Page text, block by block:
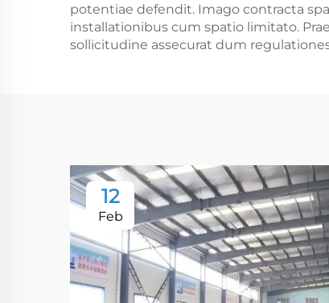
potentiae defendit. Imago contracta
installationibus cum spatio limitato.
sollicitudine assecurat dum
12
Feb